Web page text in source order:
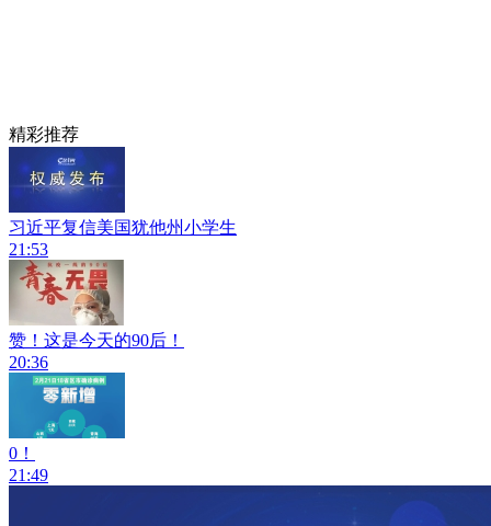
精彩推荐
习近平复信美国犹他州小学生
21:53
赞！这是今天的90后！
20:36
0！
21:49